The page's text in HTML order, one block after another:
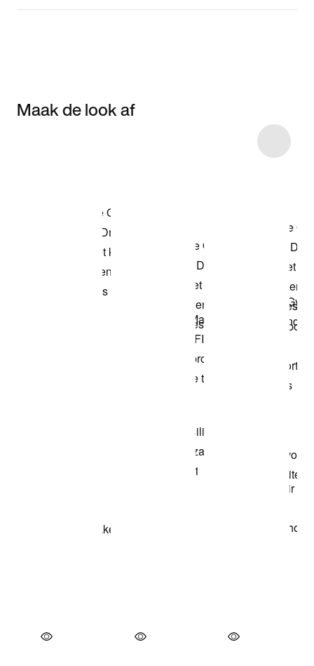
Maak de look af